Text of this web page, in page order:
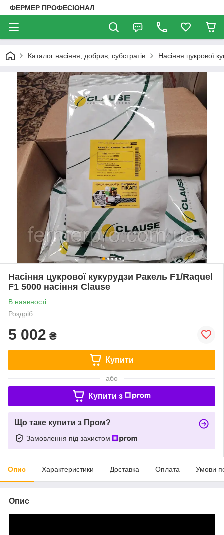
ФЕРМЕР ПРОФЕСІОНАЛ
Каталог насіння, добрив, субстратів Насіння цукрової
Насіння цукрової кукурудзи Ракель F1/Raquel
F1 5000 насіння Clause
В наявності
Роздріб
5 002 ₴
Купити
або
Купити з
Що таке купити з Пром?
Замовлення під захистом
Опис Характеристики Доставка Оплата Умови
Опис